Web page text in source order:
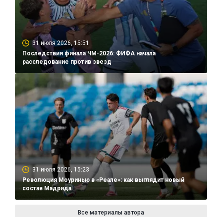
31 июля 2026, 15:51
Последствия финала ЧМ-2026: ФИФА начала
расследование против звезд
31 июля 2026, 15:23
Революция Моуринью в «Реале»: как выглядит новый
состав Мадрида
Все материалы автора